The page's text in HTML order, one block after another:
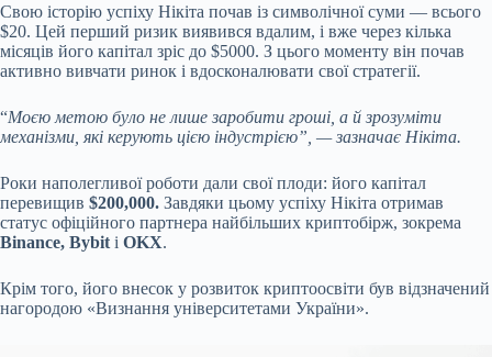
Свою історію успіху Нікіта почав із символічної суми — всього
$20. Цей перший ризик виявився вдалим, і вже через кілька
місяців його капітал зріс до $5000. З цього моменту він почав
активно вивчати ринок і вдосконалювати свої стратегії.
“Моєю метою було не лише заробити гроші, а й зрозуміти
механізми, які керують цією індустрією”, — зазначає Нікіта.
Роки наполегливої роботи дали свої плоди: його капітал
перевищив $200,000. Завдяки цьому успіху Нікіта отримав
статус офіційного партнера найбільших криптобірж, зокрема
Binance, Bybit і OKX.
Крім того, його внесок у розвиток криптоосвіти був відзначений
нагородою «Визнання університетами України».